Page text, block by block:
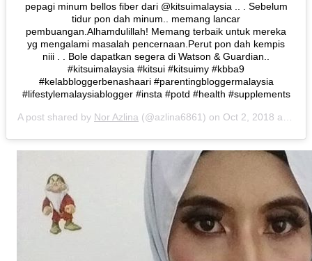
pepagi minum bellos fiber dari @kitsuimalaysia .. . Sebelum
tidur pon dah minum.. memang lancar
pembuangan.Alhamdulillah! Memang terbaik untuk mereka
yg mengalami masalah pencernaan.Perut pon dah kempis
niii . . Bole dapatkan segera di Watson & Guardian..
#kitsuimalaysia #kitsui #kitsuimy #kbba9
#kelabbloggerbenashaari #parentingbloggermalaysia
#lifestylemalaysiablogger #insta #potd #health #supplements
A post shared by Nor Azlina (@azlina6861) on Oct 2, 2018 at 6:27pm PDT